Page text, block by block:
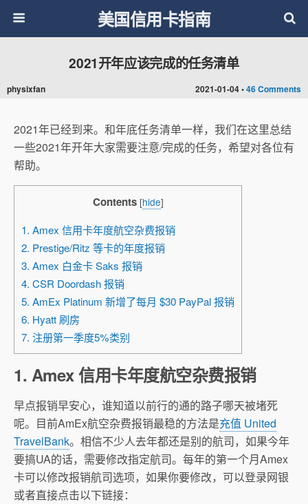
美国信用卡指南
2021-01-04 •46 Comments
2021开年应该完成的任务清单
physixfan
2021年已经到来。和年底任务清单一样，我们在这里总结
一些2021年开年大家需要注意/完成的任务，希望对各位有
帮助。
Contents [hide]
1. Amex 信用卡年度航空杂费报销
2. Prestige/Ritz 等卡的年度报销
3. Amex 白金卡 Saks 报销
4. CSR Doordash 报销
5. AmEx Platinum 新增了每月 $30 PayPal 报销
6. Hyatt 刷房
7. 注册第一季度5%类别
1. Amex 信用卡年度航空杂费报销
早点报销早安心，谁知道以前行的通的路子哪天被堵死
呢。目前AmEx航空杂费报销最稳的方法是充值 United
TravelBank。相信不少人去年都还是别的航司，如果今年
要搞UA的话，需要修改指定航司。每年的第一个月Amex
卡可以修改报销航司选项，如果你要修改，可以登录网银
或者直接点击以下链接：